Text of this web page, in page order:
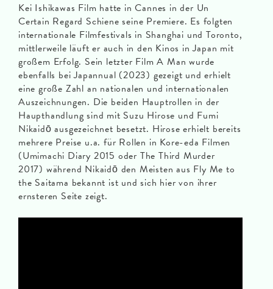
Kei Ishikawas Film hatte in Cannes in der Un
Certain Regard Schiene seine Premiere. Es folgten
internationale Filmfestivals in Shanghai und Toronto,
mittlerweile läuft er auch in den Kinos in Japan mit
großem Erfolg. Sein letzter Film A Man wurde
ebenfalls bei Japannual (2023) gezeigt und erhielt
eine große Zahl an nationalen und internationalen
Auszeichnungen. Die beiden Hauptrollen in der
Haupthandlung sind mit Suzu Hirose und Fumi
Nikaidō ausgezeichnet besetzt. Hirose erhielt bereits
mehrere Preise u.a. für Rollen in Kore-eda Filmen
(Umimachi Diary 2015 oder The Third Murder
2017) während Nikaidō den Meisten aus Fly Me to
the Saitama bekannt ist und sich hier von ihrer
ernsteren Seite zeigt.